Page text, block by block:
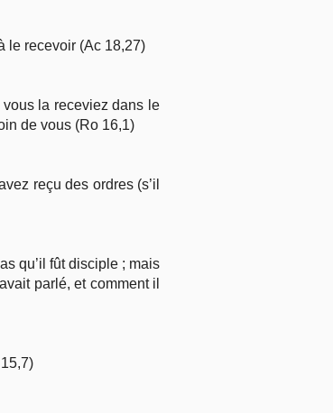
le recevoir (Ac 18,27)
la receviez dans le
de vous (Ro 16,1)
reçu des ordres (s’il
qu’il fût disciple ; mais
parlé, et comment il